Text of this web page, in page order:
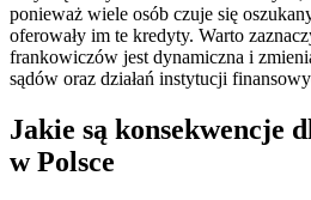
ponieważ wiele osób czuje się
oferowały im te kredyty. Warto
frankowiczów jest dynamiczna i
sądów oraz działań instytucji
Jakie są konsekwencje
w Polsce